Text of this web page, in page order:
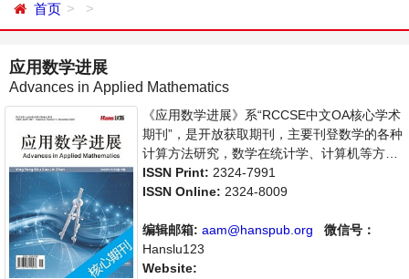
首页
应用数学进展
Advances in Applied Mathematics
《应用数学进展》系“RCCSE中文OA核心学术
期刊”，是开放获取期刊，主要刊登数学的各种
计算方法研究，数学在统计学、计算机等方面
应用的学术论文和成果评述。本刊支持思想创
新、学术创新，倡导科学，繁荣学术，集学术
家、学者、科研人员提供一个传播、分享和讨
论应用数学领域内不同方向问题与发展的交流
平台。
ISSN Print: 2324-7991
ISSN Online: 2324-8009
编辑邮箱: aam@hanspub.org
微信号：
Hanslu123
Website: